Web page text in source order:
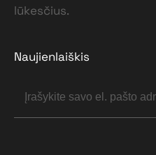
lūkesčius.
Naujienlaiškis